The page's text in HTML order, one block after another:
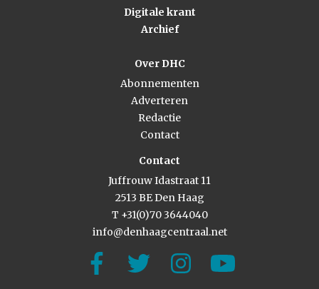
Digitale krant
Archief
Over DHC
Abonnementen
Adverteren
Redactie
Contact
Contact
Juffrouw Idastraat 11
2513 BE Den Haag
T +31(0)70 3644040
info@denhaagcentraal.net